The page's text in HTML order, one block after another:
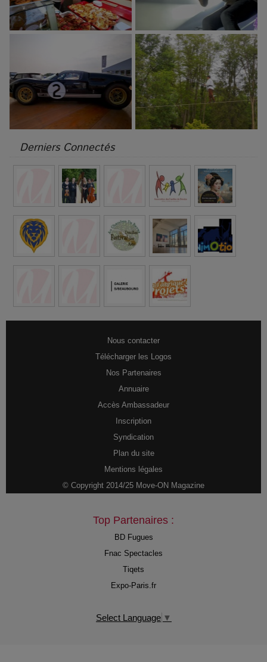
Derniers Connectés
Nous contacter
Télécharger les Logos
Nos Partenaires
Annuaire
Accès Ambassadeur
Inscription
Syndication
Plan du site
Mentions légales
© Copyright 2014/25 Move-ON Magazine
Top Partenaires :
BD Fugues
Fnac Spectacles
Tiqets
Expo-Paris.fr
Select Language ▼